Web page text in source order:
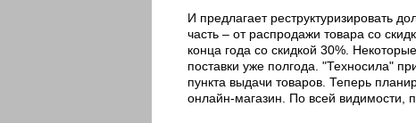
И предлагает реструктуризировать
часть – от распродажи товара со
конца года со скидкой 30%.
поставки уже полгода. "Техносила"
пункта выдачи товаров. Теперь
онлайн-магазин. По всей видимости,